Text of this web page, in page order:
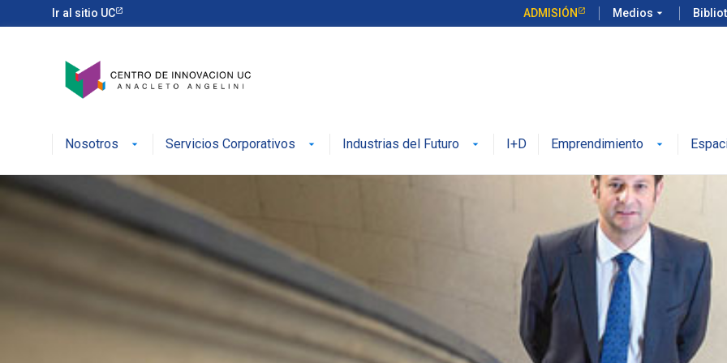
Ir al sitio UC ADMISIÓN Medios arrow_drop_down
Nosotros Servicios Corporativos Industrias del Futuro I+D Emprendimiento